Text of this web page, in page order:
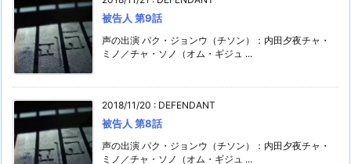
被告人 第9話
声の出演 パク・ジョンウ（チソン）：内田夕夜チャ・
ミノ／チャ・ソノ（オム・ギジュ ...
2018/11/20 : DEFENDANT
被告人 第8話
声の出演 パク・ジョンウ（チソン）：内田夕夜チャ・
ミノ／チャ・ソノ（オム・ギジュ ...